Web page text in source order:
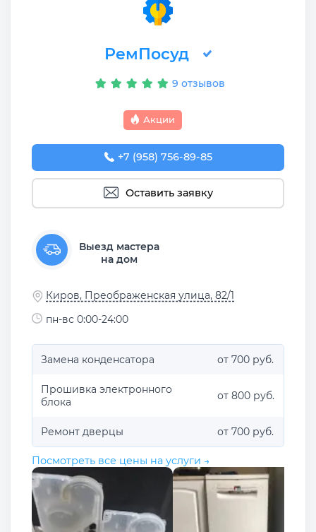
РемПосуд
9 отзывов
Акции
+7 (958) 756-89-85
Оставить заявку
Выезд мастера
на дом
Киров, Преображенская улица, 82/1
пн-вс 0:00-24:00
Замена конденсатора от 700 руб.
Прошивка электронного
блока
от 800 руб.
Ремонт дверцы от 700 руб.
Посмотреть все цены на услуги →